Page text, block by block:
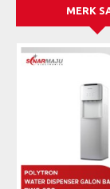
MERK